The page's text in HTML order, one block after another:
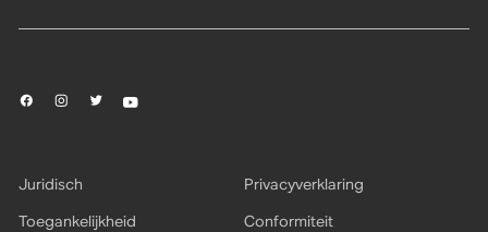
Juridisch
Privacyverklaring
Toegankelijkheid
Conformiteit